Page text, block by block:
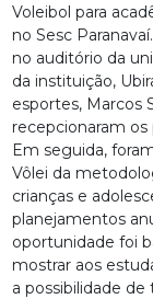
Voleibol para
no Sesc
no auditório da
da instituição,
esportes, Marcos
recepcionaram
Em seguida,
Vôlei da
crianças e
planejamentos
oportunidade foi
mostrar aos
a possibilidade